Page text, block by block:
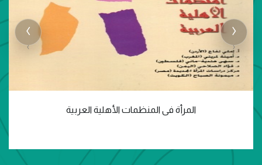
المرأة فى المنظمات الأهلية العربية
‹ ›